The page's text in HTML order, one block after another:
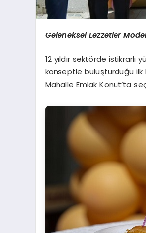
Geleneksel Lezzetler
12 yıldır sektörde
konseptle buluşturduğu ilk
Mahalle Emlak Konut’ta